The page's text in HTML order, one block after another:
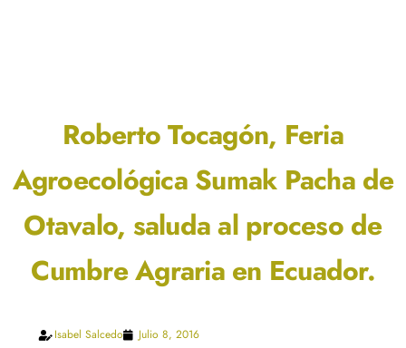
Roberto Tocagón, Feria
Agroecológica Sumak Pacha de
Otavalo, saluda al proceso de
Cumbre Agraria en Ecuador.
Isabel Salcedo
Julio 8, 2016